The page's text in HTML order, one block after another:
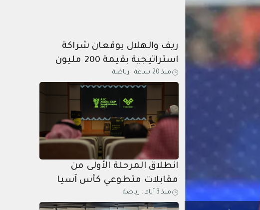
ريف والهلال يوقعان شراكة
استراتيجية بقيمة 200 مليون
ريال حتى عام 2031
منذ 20 ساعة . رياضة
انطلاق المرحلة الأولى من
مقابلات متطوعي كأس آسيا
السعودية 2027 في الخبر
منذ 3 أيام . رياضة